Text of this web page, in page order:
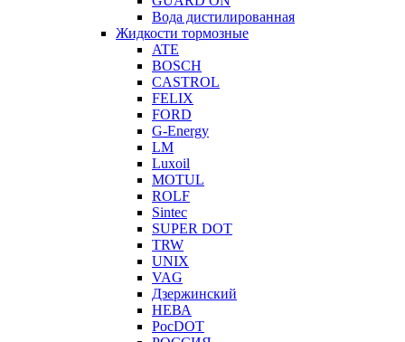
Вода дистилированная
Жидкости тормозные
ATE
BOSCH
CASTROL
FELIX
FORD
G-Energy
LM
Luxoil
MOTUL
ROLF
Sintec
SUPER DOT
TRW
UNIX
VAG
Дзержинский
НЕВА
РосDOT